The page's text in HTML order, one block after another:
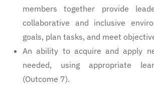
members together provide
collaborative and inclusive
goals, plan tasks, and meet
An ability to acquire and apply
needed, using appropriate
(Outcome 7).